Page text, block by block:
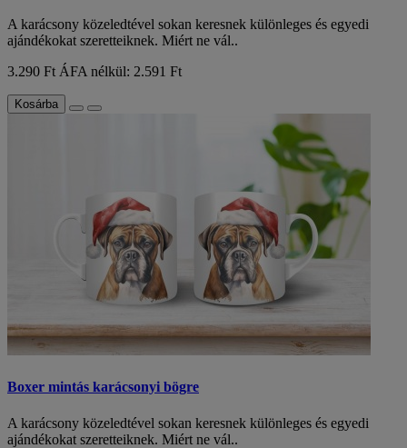
A karácsony közeledtével sokan keresnek különleges és egyedi
ajándékokat szeretteiknek. Miért ne vál..
3.290 Ft ÁFA nélkül: 2.591 Ft
Kosárba
Boxer mintás karácsonyi bögre
A karácsony közeledtével sokan keresnek különleges és egyedi
ajándékokat szeretteiknek. Miért ne vál..